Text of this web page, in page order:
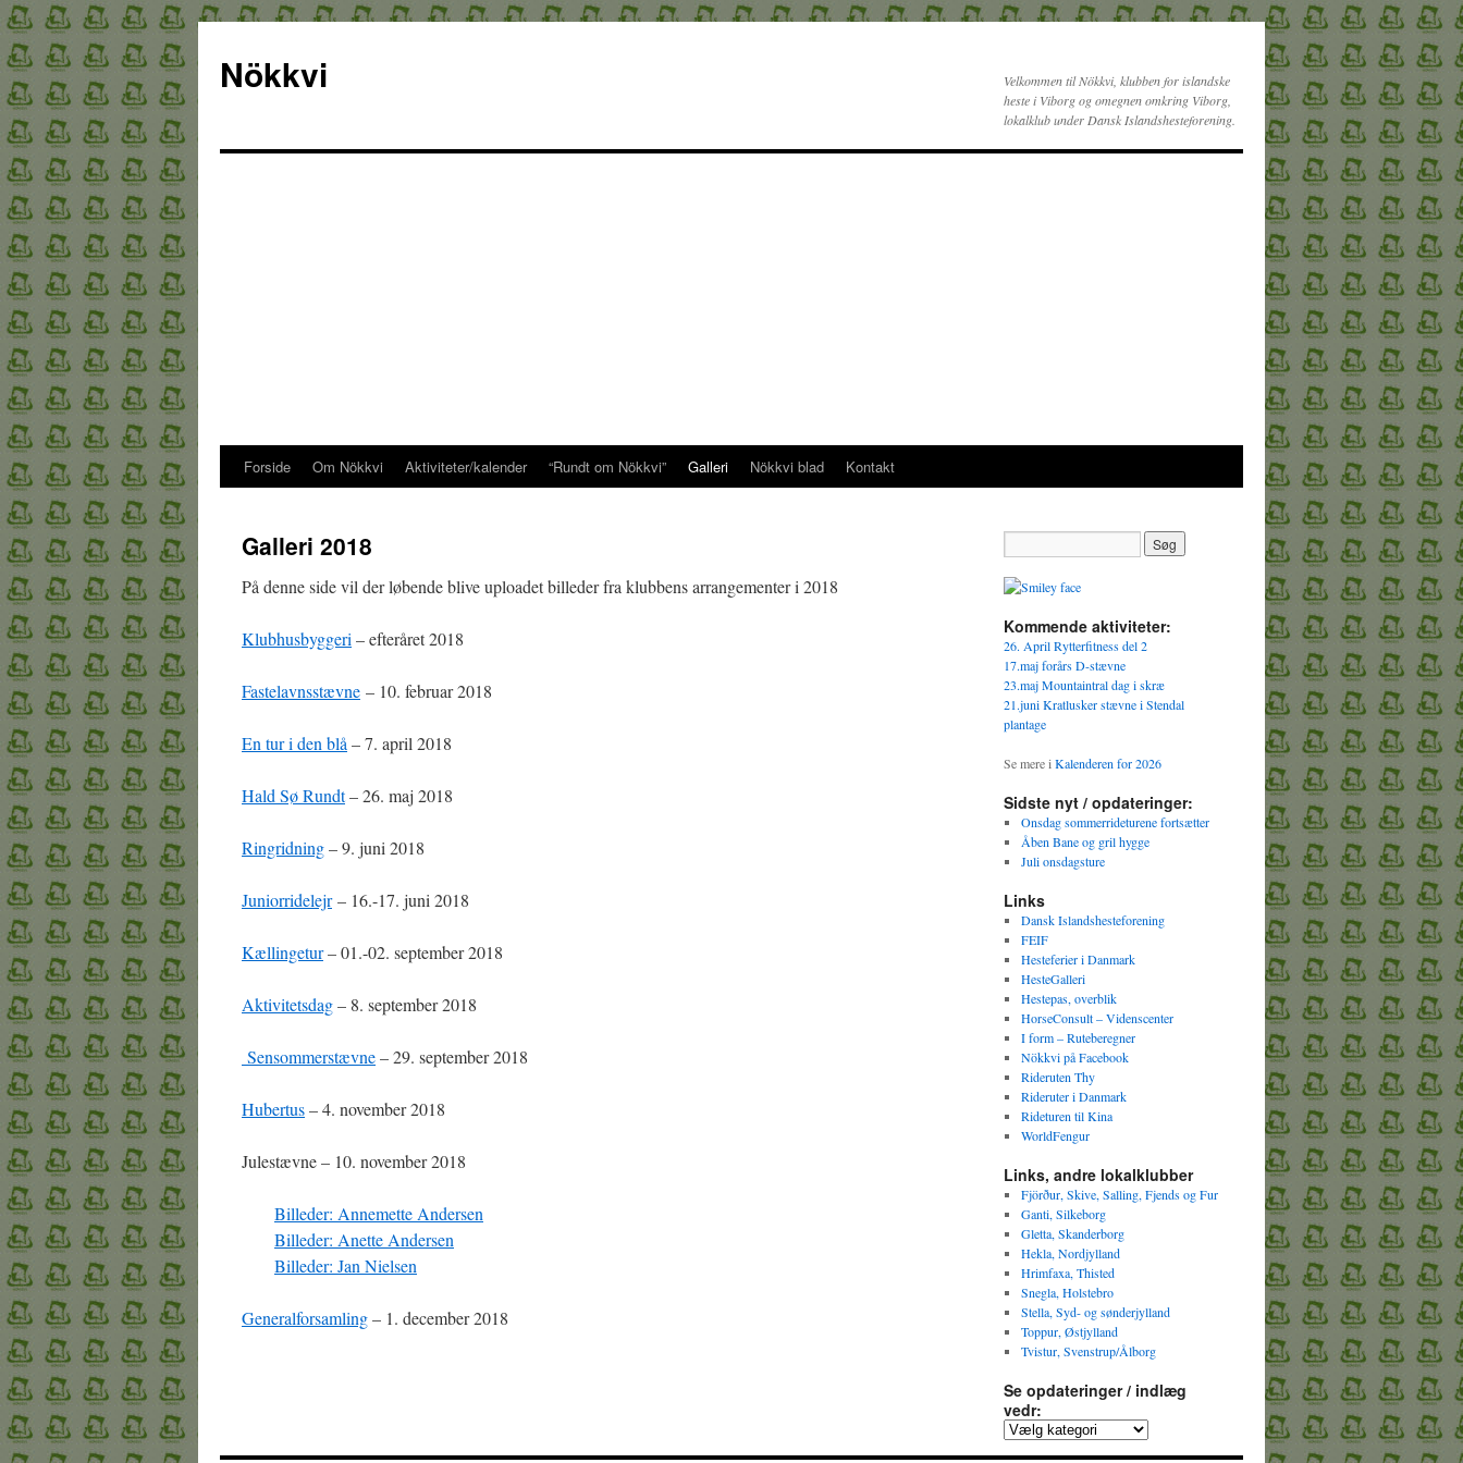
Nökkvi
Velkommen til Nökkvi, klubben for islandske
heste i Viborg og omegnen omkring Viborg,
lokalklub under Dansk Islandshesteforening.
Forside Om Nökkvi Aktiviteter/kalender “Rundt om Nökkvi” Galleri Nökkvi blad Kontakt
Galleri 2018
På denne side vil der løbende blive uploadet billeder fra klubbens arrangementer i 2018
Klubhusbyggeri – efteråret 2018
Fastelavnsstævne – 10. februar 2018
En tur i den blå – 7. april 2018
Hald Sø Rundt– 26. maj 2018
Ringridning– 9. juni 2018
Juniorridelejr– 16.-17. juni 2018
Kællingetur– 01.-02. september 2018
Aktivitetsdag– 8. september 2018
Sensommerstævne– 29. september 2018
Hubertus– 4. november 2018
Julestævne – 10. november 2018
Billeder: Annemette Andersen
Billeder: Anette Andersen
Billeder: Jan Nielsen
Generalforsamling– 1. december 2018
Kommende aktiviteter:
26. April Rytterfitness del 2
17.maj forårs D-stævne
23.maj Mountaintral dag i skræ
21.juni Kratlusker stævne i Stendal
plantage
Se mere i Kalenderen for 2026
Sidste nyt / opdateringer:
Onsdag sommerrideturene fortsætter
Åben Bane og gril hygge
Juli onsdagsture
Links
Dansk Islandshesteforening
FEIF
Hesteferier i Danmark
HesteGalleri
Hestepas, overblik
HorseConsult – Videnscenter
I form – Ruteberegner
Nökkvi på Facebook
Rideruten Thy
Rideruter i Danmark
Rideturen til Kina
WorldFengur
Links, andre lokalklubber
Fjörður, Skive, Salling, Fjends og Fur
Ganti, Silkeborg
Gletta, Skanderborg
Hekla, Nordjylland
Hrimfaxa, Thisted
Snegla, Holstebro
Stella, Syd- og sønderjylland
Toppur, Østjylland
Tvistur, Svenstrup/Ålborg
Se opdateringer / indlæg
vedr: